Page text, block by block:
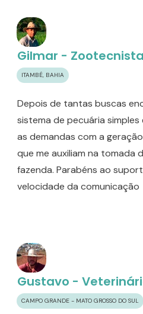
Gilmar - Zootecnista
ITAMBÉ, BAHIA
Depois de tantas buscas
sistema de pecuária
as demandas com a
que me auxiliam na tomada
fazenda. Parabéns ao
velocidade da comunicação
Gustavo -
CAMPO GRANDE - MATO GROSSO DO SUL